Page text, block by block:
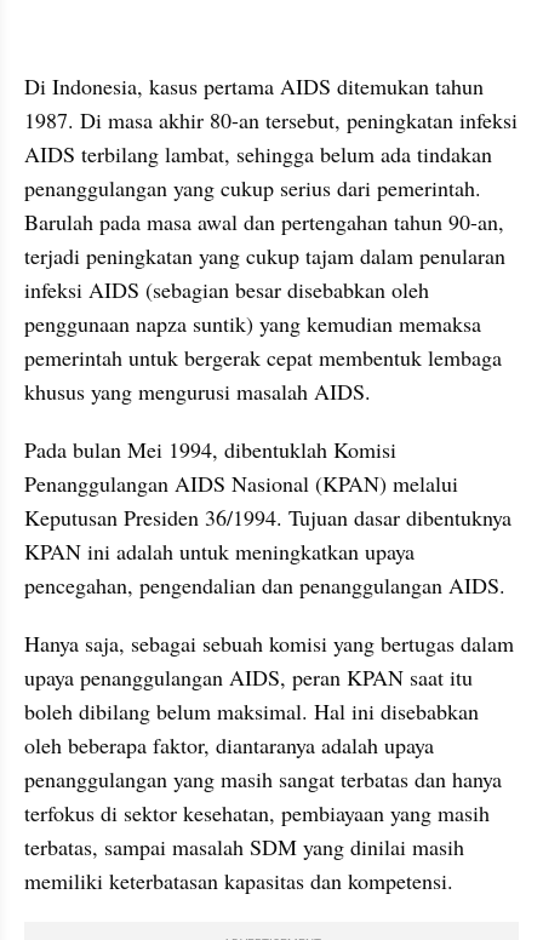
Di Indonesia, kasus pertama AIDS ditemukan tahun
1987. Di masa akhir 80-an tersebut, peningkatan infeksi
AIDS terbilang lambat, sehingga belum ada tindakan
penanggulangan yang cukup serius dari pemerintah.
Barulah pada masa awal dan pertengahan tahun 90-an,
terjadi peningkatan yang cukup tajam dalam penularan
infeksi AIDS (sebagian besar disebabkan oleh
penggunaan napza suntik) yang kemudian memaksa
pemerintah untuk bergerak cepat membentuk lembaga
khusus yang mengurusi masalah AIDS.
Pada bulan Mei 1994, dibentuklah Komisi
Penanggulangan AIDS Nasional (KPAN) melalui
Keputusan Presiden 36/1994. Tujuan dasar dibentuknya
KPAN ini adalah untuk meningkatkan upaya
pencegahan, pengendalian dan penanggulangan AIDS.
Hanya saja, sebagai sebuah komisi yang bertugas dalam
upaya penanggulangan AIDS, peran KPAN saat itu
boleh dibilang belum maksimal. Hal ini disebabkan
oleh beberapa faktor, diantaranya adalah upaya
penanggulangan yang masih sangat terbatas dan hanya
terfokus di sektor kesehatan, pembiayaan yang masih
terbatas, sampai masalah SDM yang dinilai masih
memiliki keterbatasan kapasitas dan kompetensi.